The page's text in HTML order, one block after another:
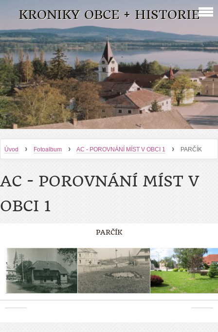
KRONIKY OBCE + HISTORIE
Úvod › Fotoalbum › AC - POROVNÁNÍ MÍST V OBCI 1 › PARČÍK
AC - POROVNÁNÍ MÍST V
OBCI 1
PARČÍK